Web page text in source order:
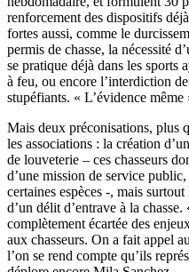
renforcement des dispositifs
fortes aussi, comme le
permis de chasse, la nécessité
se pratique déjà dans les sports
à feu, ou encore l’interdiction
stupéfiants. « L’évidence
Mais deux préconisations, plus
les associations : la création
de louveterie – ces chasseurs
d’une mission de service
certaines espèces -, mais
d’un délit d’entrave à la
complètement écartée des
aux chasseurs. On a fait appel
l’on se rend compte qu’ils